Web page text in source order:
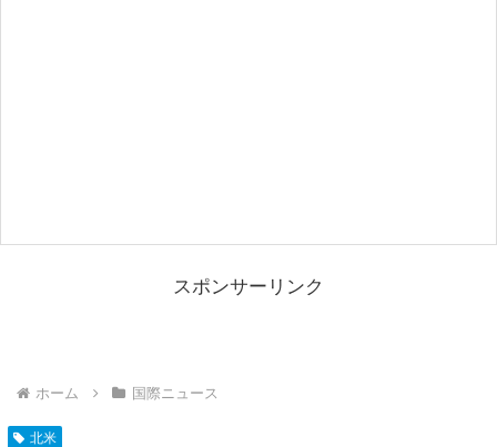
スポンサーリンク
ホーム 国際ニュース
北米